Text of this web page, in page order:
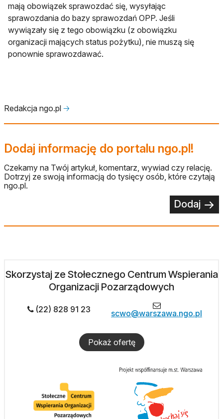
mają obowiązek sprawozdać się, wysyłając
sprawozdania do bazy sprawozdań OPP. Jeśli
wywiązały się z tego obowiązku (z obowiązku
organizacji mających status pożytku), nie muszą się
ponownie sprawozdawać.
Redakcja ngo.pl 🡢
Dodaj informację do portalu ngo.pl!
Czekamy na Twój artykuł, komentarz, wywiad czy relację.
Dotrzyj ze swoją informacją do tysięcy osób, które czytają
ngo.pl.
Dodaj
Skorzystaj ze Stołecznego Centrum Wspierania
Organizacji Pozarządowych
(22) 828 91 23 scwo@warszawa.ngo.pl
Pokaż ofertę